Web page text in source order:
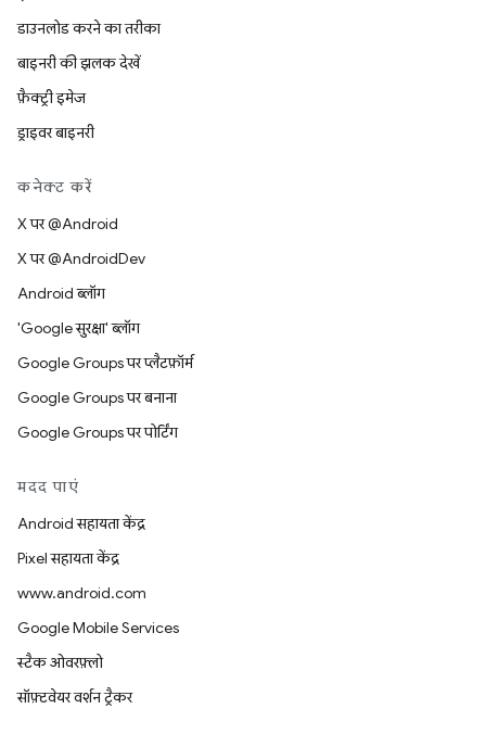
डाउनलोड करने का तरीका
बाइनरी की झलक देखें
फ़ैक्ट्री इमेज
ड्राइवर बाइनरी
कनेक्ट करें
X पर @Android
X पर @AndroidDev
Android ब्लॉग
'Google सुरक्षा' ब्लॉग
Google Groups पर प्लैटफ़ॉर्म
Google Groups पर बनाना
Google Groups पर पोर्टिंग
मदद पाएं
Android सहायता केंद्र
Pixel सहायता केंद्र
www.android.com
Google Mobile Services
स्टैक ओवरफ़्लो
सॉफ़्टवेयर वर्शन ट्रैकर